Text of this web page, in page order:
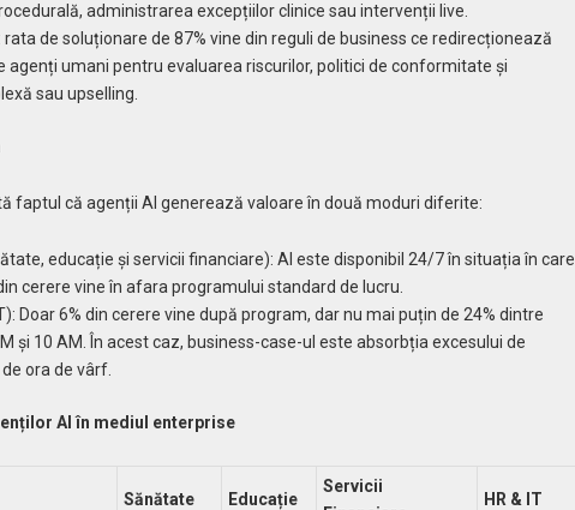
administrarea excepțiilor clinice sau intervenții live.
de soluționare de 87% vine din reguli de business ce redirecționează
agenți umani pentru evaluarea riscurilor, politici de conformitate și
sau upselling.
faptul că agenții AI generează valoare în două moduri diferite:
educație și servicii financiare): AI este disponibil 24/7 în situația în care
cerere vine în afara programului standard de lucru.
Doar 6% din cerere vine după program, dar nu mai puțin de 24% dintre
și 10 AM. În acest caz, business-case-ul este absorbția excesului de
ora de vârf.
AI în mediul enterprise
Sănătate Educație
Servicii
HR & IT